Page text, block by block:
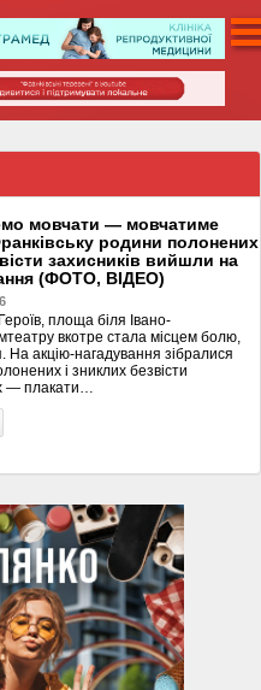
мовчати — мовчатиме
родини полонених
захисників вийшли на
(ФОТО, ВІДЕО)
площа біля Івано-
вкотре стала місцем болю,
На акцію-нагадування зібралися
і зниклих безвісти
— плакати…